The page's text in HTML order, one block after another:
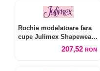
Rochie modelatoare fara
cupe Julimex Shapewear
207,52 RON